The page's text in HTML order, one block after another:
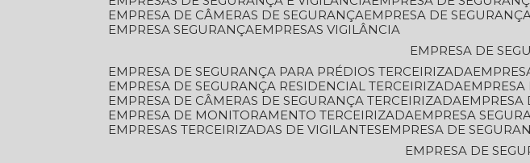
EMPRESA DE CÂMERAS DE SEGURANÇA
EMPRESA DE
EMPRESA SEGURANÇA
EMPRESAS VIGILÂNCIA
EMPRESA DE
EMPRESA DE SEGURANÇA PARA PRÉDIOS TERCEIRIZADA
EMPRESA DE SEGURANÇA RESIDENCIAL TERCEIRIZADA
EMPRESA DE CÂMERAS DE SEGURANÇA TERCEIRIZADA
EMPRESA DE MONITORAMENTO TERCEIRIZADA
EMPRESA
EMPRESAS TERCEIRIZADAS DE VIGILANTES
EMPRESA DE
EMPRESA DE